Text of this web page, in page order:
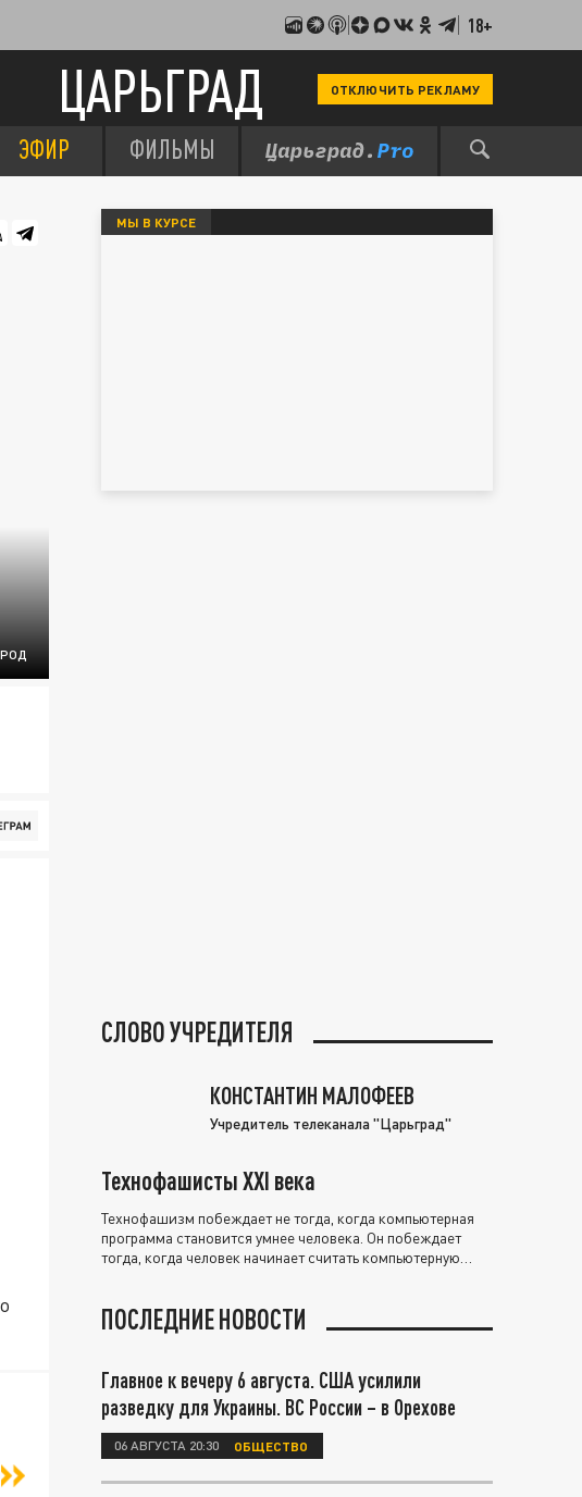
18+
ЦАРЬГРАД ОТКЛЮЧИТЬ РЕКЛАМУ
ЭФИР ФИЛЬМЫ
МЫ В КУРСЕ
СЛОВО УЧРЕДИТЕЛЯ
КОНСТАНТИН МАЛОФЕЕВ
Учредитель телеканала "Царьград"
Технофашисты XXI века
Технофашизм побеждает не тогда, когда компьютерная
программа становится умнее человека. Он побеждает
тогда, когда человек начинает считать компьютерную
ПОСЛЕДНИЕ НОВОСТИ
Главное к вечеру 6 августа. США усилили
разведку для Украины. ВС России – в Орехове
06 АВГУСТА 20:30 ОБЩЕСТВО